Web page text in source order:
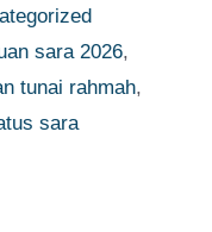
sara 2026,
tunai rahmah,
sara